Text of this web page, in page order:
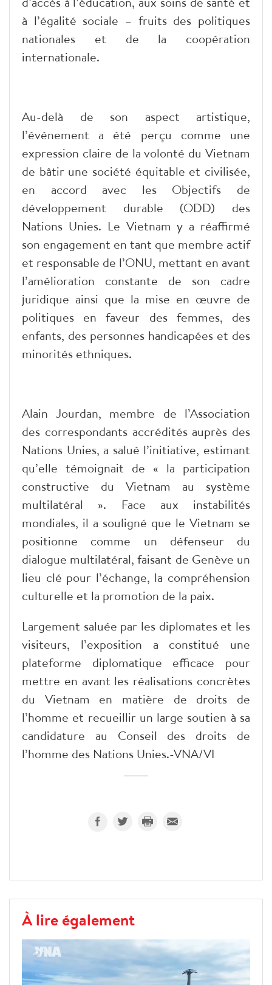
à l’égalité sociale – fruits des politiques
nationales et de la coopération
internationale.
Au-delà de son aspect artistique,
l’événement a été perçu comme une
expression claire de la volonté du Vietnam
de bâtir une société équitable et civilisée,
en accord avec les Objectifs de
développement durable (ODD) des
Nations Unies. Le Vietnam y a réaffirmé
son engagement en tant que membre actif
et responsable de l’ONU, mettant en avant
l’amélioration constante de son cadre
juridique ainsi que la mise en œuvre de
politiques en faveur des femmes, des
enfants, des personnes handicapées et des
minorités ethniques.
Alain Jourdan, membre de l’Association
des correspondants accrédités auprès des
Nations Unies, a salué l’initiative, estimant
qu’elle témoignait de « la participation
constructive du Vietnam au système
multilatéral ». Face aux instabilités
mondiales, il a souligné que le Vietnam se
positionne comme un défenseur du
dialogue multilatéral, faisant de Genève un
lieu clé pour l’échange, la compréhension
culturelle et la promotion de la paix.
Largement saluée par les diplomates et les
visiteurs, l’exposition a constitué
une
plateforme diplomatique efficace pour
mettre en avant les réalisations concrètes
du Vietnam en matière de droits de
l’homme et recueillir un large soutien à sa
candidature au Conseil des droits de
l’homme des Nations Unies.-VNA/VI
À lire également